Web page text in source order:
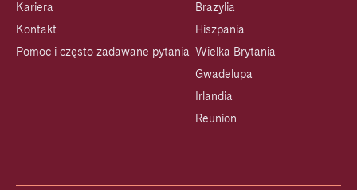
Kariera
Kontakt
Pomoc i często zadawane pytania
Brazylia
Hiszpania
Wielka Brytania
Gwadelupa
Irlandia
Reunion